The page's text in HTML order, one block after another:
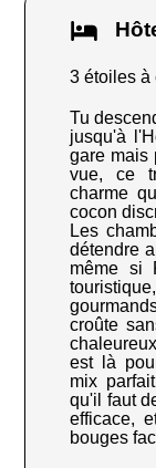
3 étoiles à
Tu
jusqu'à
gare mais
vue, ce
charme
cocon
Les
détendre
même si
croûte
est là
mix
qu'il faut
efficace,
bouges